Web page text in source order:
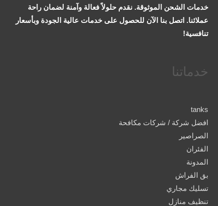
خدمات الشحن الموثوقة. نقدم حلولاً فعالة وآمنة لضمان راحة
عملائنا. اتصل بنا الآن للحصول على خدمات عالية الجودة وبأسعار
تنافسية!
خدماتنا
tanks
افضل شركة / شركات مكافحة
الصراصير
الفئران
المدونة
بق الفراش
تسليك مجاري
تنظيف منازل